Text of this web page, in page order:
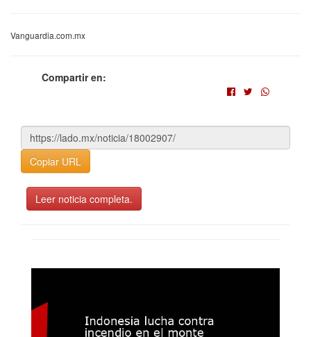
Vanguardia.com.mx
Compartir en:
Copiar URL
Leer noticia completa.